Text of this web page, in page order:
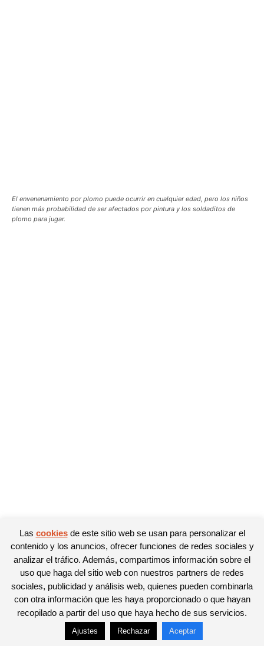
El envenenamiento por plomo puede ocurrir en cualquier edad, pero los niños
tienen más probabilidad de ser afectados por pintura y los soldaditos de
plomo para jugar.
© Newspaper WordPress Theme by TagDiv
Las cookiesde este sitio web se usan para personalizar el
contenido y los anuncios, ofrecer funciones de redes sociales y
analizar el tráfico. Además, compartimos información sobre el
uso que haga del sitio web con nuestros partners de redes
sociales, publicidad y análisis web, quienes pueden combinarla
con otra información que les haya proporcionado o que hayan
recopilado a partir del uso que haya hecho de sus servicios.
Ajustes Rechazar Aceptar